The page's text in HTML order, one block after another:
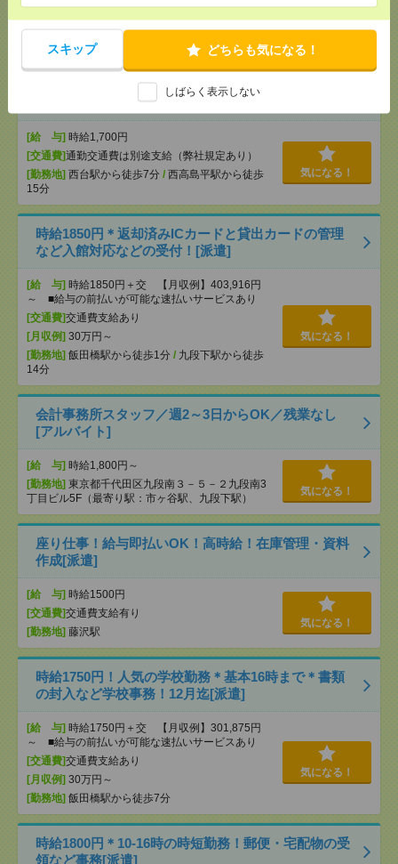
スキップ どちらも気になる！
しばらく表示しない
[月収例]30万円～
新日本橋駅から徒歩3分/三越前駅から徒
小学校勤務｜9月だけの期間限定！高島平エリア：エ
デュケーションサポート[派遣]
[給 与] 時給1,700円
[交通費]通勤交通費は別途支給（弊社規定あり）
[勤務地] 西台駅から徒歩7分 / 西高島平駅から徒歩
15分
気になる！
時給1850円＊返却済みICカードと貸出カードの管理
など入館対応などの受付！[派遣]
[給 与] 時給1850円＋交 【月収例】403,916円
～ ■給与の前払いが可能な速払いサービスあり
[交通費]交通費支給あり
[月収例] 30万円～
[勤務地] 飯田橋駅から徒歩1分 / 九段下駅から徒歩
14分
気になる！
会計事務所スタッフ／週2～3日からOK／残業なし
[アルバイト]
[給 与] 時給1,800円～
[勤務地] 東京都千代田区九段南３－５－２九段南3
丁目ビル5F（最寄り駅：市ヶ谷駅、九段下駅）
気になる！
座り仕事！給与即払いOK！高時給！在庫管理・資料
作成[派遣]
[給 与] 時給1500円
[交通費]交通費支給有り
[勤務地] 藤沢駅
気になる！
時給1750円！人気の学校勤務＊基本16時まで＊書類
の封入など学校事務！12月迄[派遣]
[給 与] 時給1750円＋交 【月収例】301,875円
～ ■給与の前払いが可能な速払いサービスあり
[交通費]交通費支給あり
[月収例] 30万円～
[勤務地] 飯田橋駅から徒歩7分
気になる！
時給1800円＊10-16時の時短勤務！郵便・宅配物の受
領など事務[派遣]